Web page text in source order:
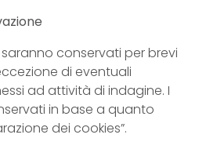
conservati per brevi
di eventuali
ad attività di indagine. I
in base a quanto
dei cookies”.